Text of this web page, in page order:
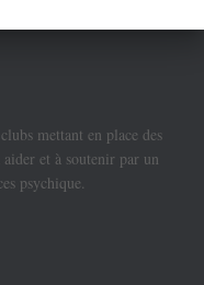
mettant en place des
et à soutenir par un
psychique.